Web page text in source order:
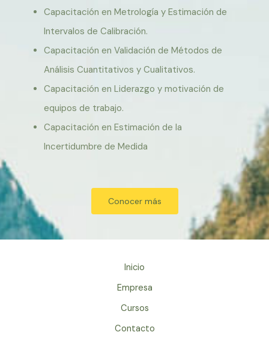
Capacitación en Metrología y Estimación de
Intervalos de Calibración.
Capacitación en Validación de Métodos de
Análisis Cuantitativos y Cualitativos.
Capacitación en Liderazgo y motivación de
equipos de trabajo.
Capacitación en Estimación de la
Incertidumbre de Medida
Conocer más
Inicio
Empresa
Cursos
Contacto